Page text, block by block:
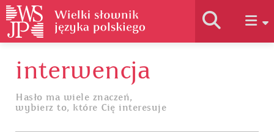
Historia słownika
Jak korzystać
interwencja
Hasło ma wiele znaczeń,
wybierz to, które Cię interesuje